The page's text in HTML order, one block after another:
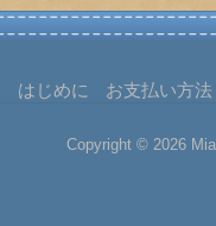
はじめに お支払い方法
Copyright © 2026